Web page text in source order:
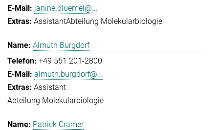
janine.bluemel@...
AssistantAbteilung Molekularbiologie
Almuth Burgdorf
+49 551 201-2800
almuth.burgdorf@...
Assistant
Abteilung Molekularbiologie
Patrick Cramer